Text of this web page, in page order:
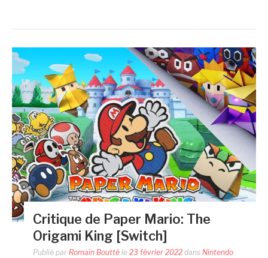
Critique de Paper Mario: The
Origami King [Switch]
Publié par Romain Boutté le 23 février 2022 dans Nintendo